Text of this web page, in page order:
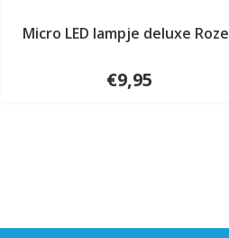
Micro LED lampje deluxe Roze
€9,95